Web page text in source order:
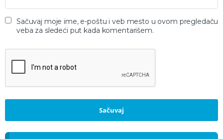
Sačuvaj moje ime, e-poštu i veb mesto u ovom pregledaču
veba za sledeći put kada komentarišem.